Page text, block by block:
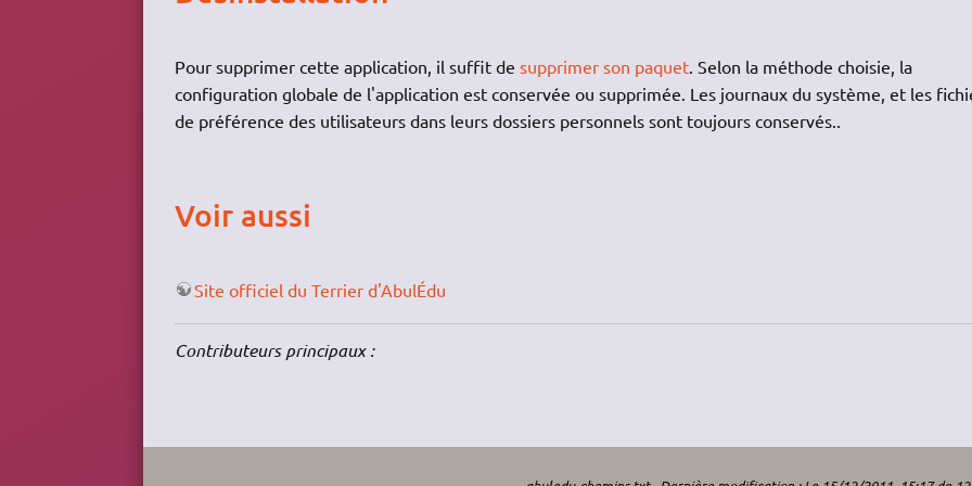
Pour supprimer cette application, il suffit de supprimer son paquet. Selon la méthode choisie, la
configuration globale de l'application est conservée ou supprimée. Les journaux du système, et les
de préférence des utilisateurs dans leurs dossiers personnels sont toujours conservés..
Voir aussi
Site officiel du Terrier d'AbulÉdu
Contributeurs principaux :